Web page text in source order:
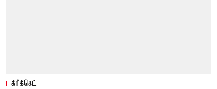
கிரிக்கெட்